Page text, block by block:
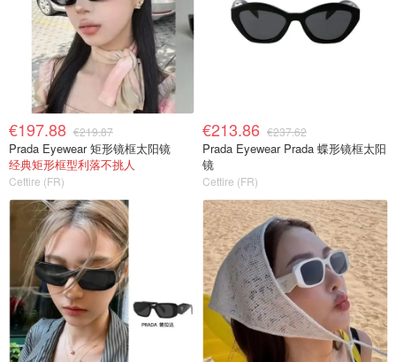
€197.88 €219.87
Prada Eyewear 矩形镜框太阳镜
经典矩形框型利落不挑人
Cettire (FR)
€213.86 €237.62
Prada Eyewear Prada 蝶形镜框太阳
镜
Cettire (FR)